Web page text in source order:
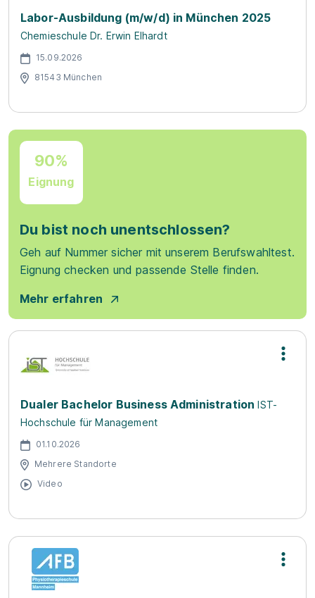
Labor-Ausbildung (m/w/d) in München 2025
Chemieschule Dr. Erwin Elhardt
15.09.2026
81543 München
90%
Eignung
Du bist noch unentschlossen?
Geh auf Nummer sicher mit unserem Berufswahltest.
Eignung checken und passende Stelle finden.
Mehr erfahren
Dualer Bachelor Business Administration IST-
Hochschule für Management
01.10.2026
Mehrere Standorte
Video